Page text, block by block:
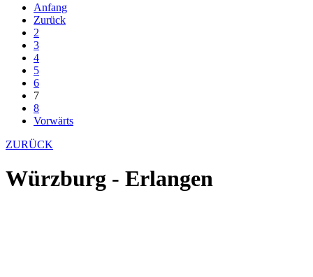
Anfang
Zurück
2
3
4
5
6
7
8
Vorwärts
ZURÜCK
Würzburg - Erlangen